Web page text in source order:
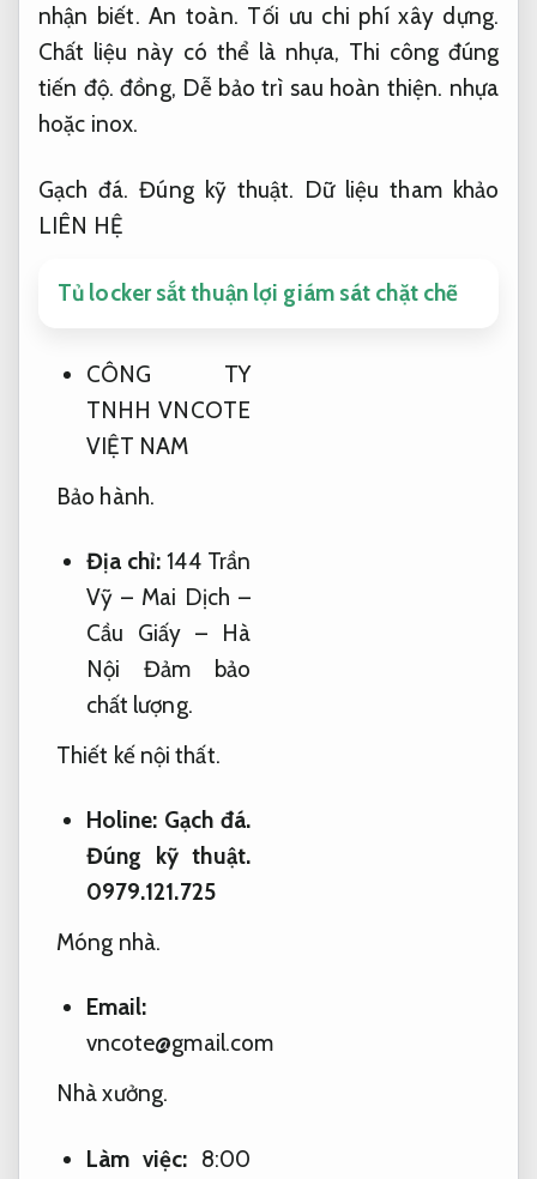
nhận biết.An toàn. Tối ưu chi phí xây dựng.
Chất liệu này có thể là nhựa, Thi công đúng
tiến độ. đồng, Dễ bảo trì sau hoàn thiện. nhựa
hoặc inox.
Gạch đá. Đúng kỹ thuật. Dữ liệu tham khảo
LIÊN HỆ
Tủ locker sắt thuận lợi giám sát chặt chẽ
CÔNG TY
TNHH VNCOTE
VIỆT NAM
Bảo hành.
Địa chỉ: 144 Trần
Vỹ – Mai Dịch –
Cầu Giấy – Hà
Nội Đảm bảo
chất lượng.
Thiết kế nội thất.
Holine: Gạch đá.
Đúng kỹ thuật.
0979.121.725
Móng nhà.
Email:
vncote@gmail.com
Nhà xưởng.
Làm việc: 8:00